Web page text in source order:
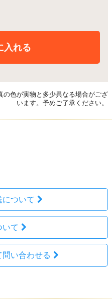
入れる
色が実物と多少異なる場合がござ
います。予めご了承ください。
ついて
いて
い合わせる